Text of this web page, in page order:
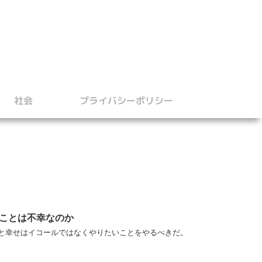
社会 プライバシーポリシー
とは不幸なのか
幸せはイコールではなくやりたいことをやるべきだ。